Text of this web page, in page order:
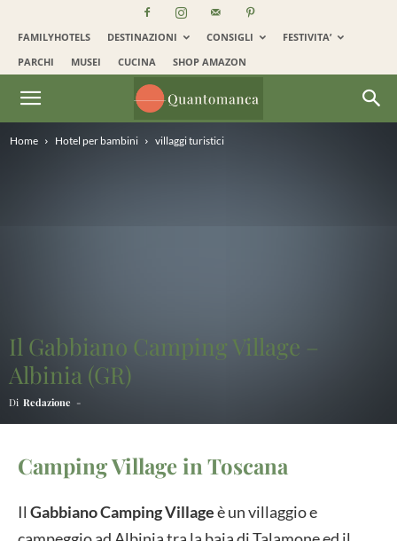
FAMILYHOTELS DESTINAZIONI CONSIGLI
FESTIVITA’
PARCHI
MUSEI CUCINA SHOP AMAZON
Home Hotel per bambini villaggi turistici
Il Gabbiano Camping Village –
Albinia (GR)
Di Redazione -
Camping Village in Toscana
Il Gabbiano Camping Villageè un villaggio e